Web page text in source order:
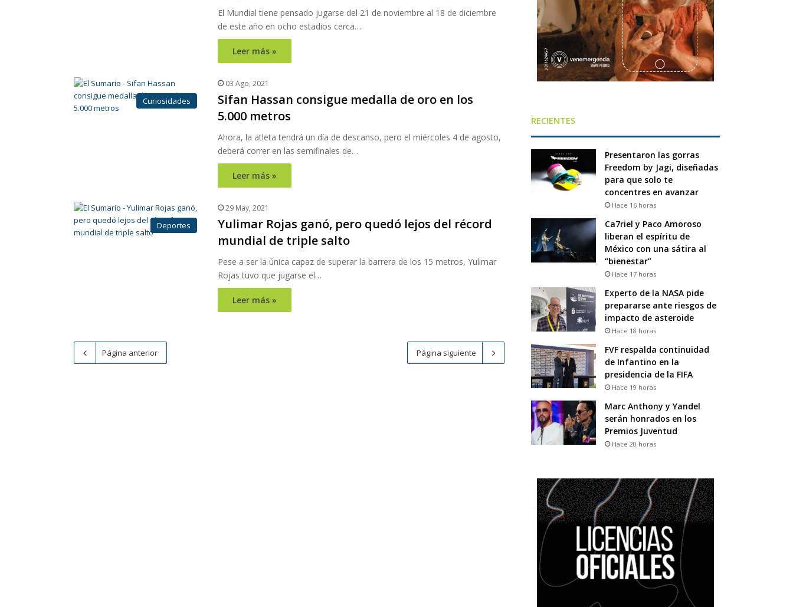
El Mundial tiene pensado jugarse del 21 de noviembre al 18 de diciembre
de este año en ocho estadios cerca…
Leer más »
Curiosidades
03 Ago, 2021
Sifan Hassan consigue medalla de oro en los
5.000 metros
Ahora, la atleta tendrá un día de descanso, pero el miércoles 4 de agosto,
deberá correr en las semifinales de…
Leer más »
Deportes
29 May, 2021
Yulimar Rojas ganó, pero quedó lejos del récord
mundial de triple salto
Pese a ser la única capaz de superar la barrera de los 15 metros, Yulimar
Rojas tuvo que jugarse el…
Leer más »
Página anterior Página siguiente
RECIENTES
Presentaron las gorras
Freedom by Jagi, diseñadas
para que solo te
concentres en avanzar
Hace 16 horas
Ca7riel y Paco Amoroso
liberan el espíritu de
México con una sátira al
“bienestar”
Hace 17 horas
Experto de la NASA pide
prepararse ante riesgos de
impacto de asteroide
Hace 18 horas
FVF respalda continuidad
de Infantino en la
presidencia de la FIFA
Hace 19 horas
Marc Anthony y Yandel
serán honrados en los
Premios Juventud
Hace 20 horas